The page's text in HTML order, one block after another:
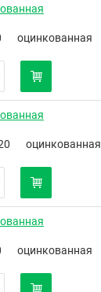
оцинкованная
оцинкованная
оцинкованная